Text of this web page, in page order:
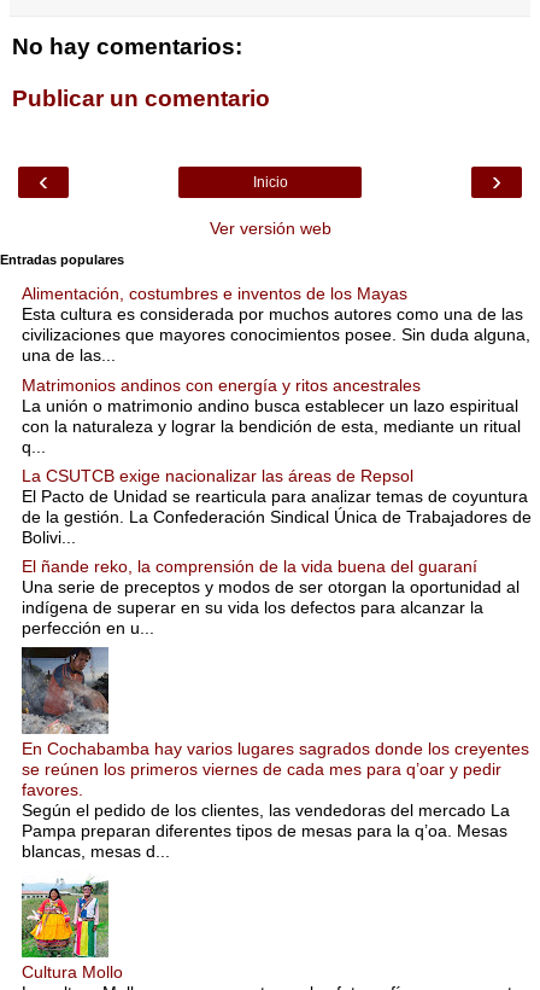
No hay comentarios:
Publicar un comentario
‹ ›
Inicio
Ver versión web
Entradas populares
Alimentación, costumbres e inventos de los Mayas
Esta cultura es considerada por muchos autores como una de las
civilizaciones que mayores conocimientos posee. Sin duda alguna,
una de las...
Matrimonios andinos con energía y ritos ancestrales
La unión o matrimonio andino busca establecer un lazo espiritual
con la naturaleza y lograr la bendición de esta, mediante un ritual
q...
La CSUTCB exige nacionalizar las áreas de Repsol
El Pacto de Unidad se rearticula para analizar temas de coyuntura
de la gestión. La Confederación Sindical Única de Trabajadores de
Bolivi...
El ñande reko, la comprensión de la vida buena del guaraní
Una serie de preceptos y modos de ser otorgan la oportunidad al
indígena de superar en su vida los defectos para alcanzar la
perfección en u...
En Cochabamba hay varios lugares sagrados donde los creyentes
se reúnen los primeros viernes de cada mes para q’oar y pedir
favores.
Según el pedido de los clientes, las vendedoras del mercado La
Pampa preparan diferentes tipos de mesas para la q’oa. Mesas
blancas, mesas d...
Cultura Mollo